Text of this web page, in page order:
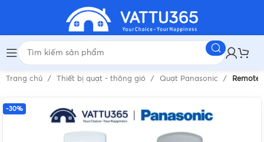
Trang chủ Thiết bị quạt - thông gió Quạt Panasonic Remote
-30%